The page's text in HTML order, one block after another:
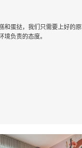
和蛋挞，我们只需要上好的
境负责的态度。